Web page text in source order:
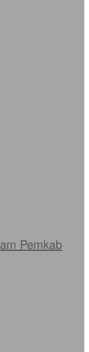
Pemkab